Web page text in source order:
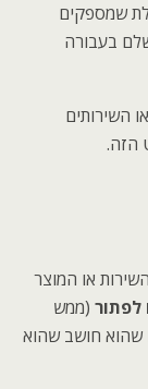
שמספקים
בעבורה
השירותים
הזה.
או המוצר
לפתור (ממש
שהוא חושב שהוא